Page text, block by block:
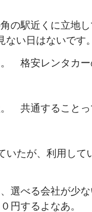
の駅近くに立地
ない日はないです
格安レンタカ
共通すること
いたが、利用して
選べる会社が少
円するよなあ。